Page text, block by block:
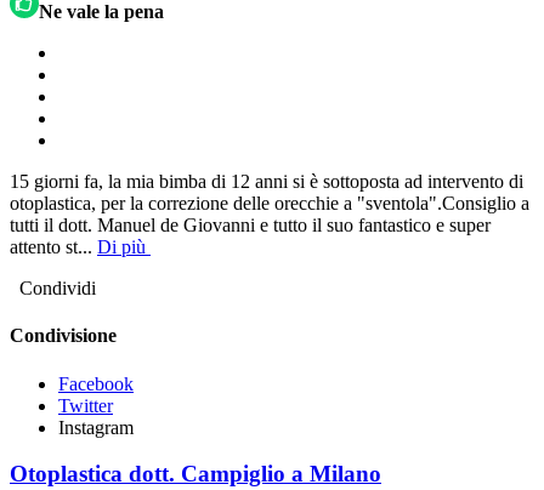
Ne vale la pena
15 giorni fa, la mia bimba di 12 anni si è sottoposta ad intervento di
otoplastica, per la correzione delle orecchie a "sventola".Consiglio a
tutti il dott. Manuel de Giovanni e tutto il suo fantastico e super
attento st... Di più
Condividi
Condivisione
Facebook
Twitter
Instagram
Otoplastica dott. Campiglio a Milano